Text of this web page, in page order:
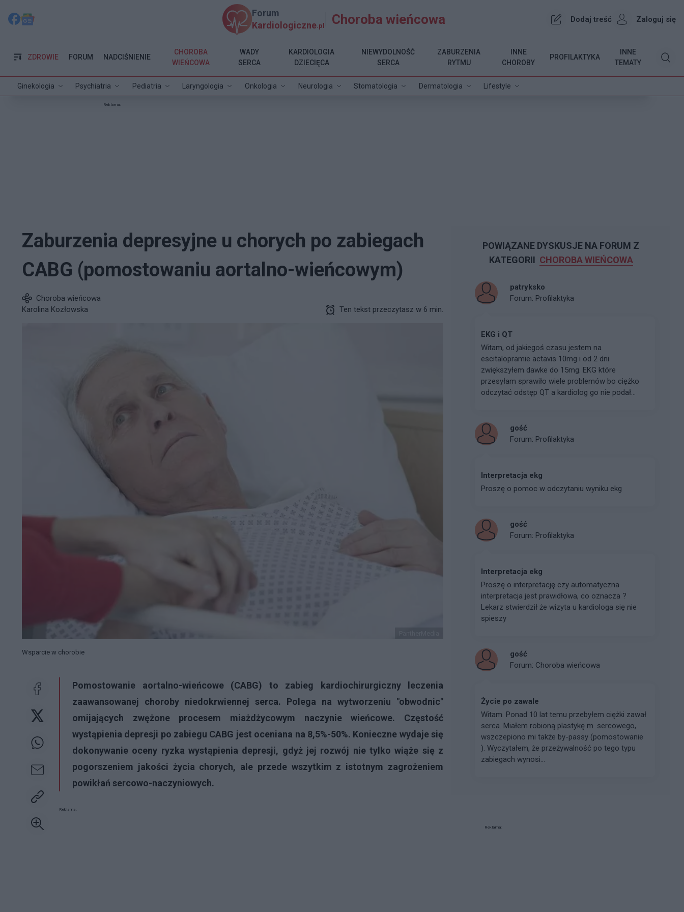
Forum
Kardiologiczne.pl Choroba wieńcowa Dodaj treść Zaloguj się
ZDROWIE
Ginekologia Psychiatria Pediatria Laryngologia Onkologia Neurologia Stomatologia Dermatologia Lifestyle
FORUM NADCIŚNIENIE
CHOROBA
WIEŃCOWA
WADY
SERCA
KARDIOLOGIA
DZIECIĘCA
NIEWYDOLNOŚĆ
SERCA
ZABURZENIA
RYTMU
INNE
CHOROBY
PROFILAKTYKA
INNE
TEMATY
Reklama:
Zaburzenia depresyjne u chorych po zabiegach
CABG (pomostowaniu aortalno-wieńcowym)
Choroba wieńcowa
Karolina Kozłowska
Ten tekst przeczytasz w 6 min.
Wsparcie w chorobie
Pomostowanie aortalno-wieńcowe (CABG) to zabieg kardiochirurgiczny leczenia
zaawansowanej choroby niedokrwiennej serca. Polega na wytworzeniu "obwodnic"
omijających zwężone procesem miażdżycowym naczynie wieńcowe. Częstość
wystąpienia depresji po zabiegu CABG jest oceniana na 8,5%-50%. Konieczne wydaje się
dokonywanie oceny ryzka wystąpienia depresji, gdyż jej rozwój nie tylko wiąże się z
pogorszeniem jakości życia chorych, ale przede wszytkim z istotnym zagrożeniem
powikłań sercowo-naczyniowych.
Reklama:
POWIĄZANE DYSKUSJE NA FORUM Z
KATEGORII CHOROBA WIEŃCOWA
patryksko
Forum: Profilaktyka
EKG i QT
Witam, od jakiegoś czasu jestem na
escitalopramie actavis 10mg i od 2 dni
zwiększyłem dawke do 15mg. EKG które
przesyłam sprawiło wiele problemów bo ciężko
odczytać odstęp QT a kardiolog go nie podał...
gość
Forum: Profilaktyka
Interpretacja ekg
Proszę o pomoc w odczytaniu wyniku ekg
gość
Forum: Profilaktyka
Interpretacja ekg
Proszę o interpretację czy automatyczna
interpretacja jest prawidłowa, co oznacza ?
Lekarz stwierdził że wizyta u kardiologa się nie
spieszy
gość
Forum: Choroba wieńcowa
Życie po zawale
Witam. Ponad 10 lat temu przebyłem ciężki zawał
serca. Miałem robioną plastykę m. sercowego,
wszczepiono mi także by-passy (pomostowanie
). Wyczytałem, że przeżywalność po tego typu
zabiegach wynosi...
Reklama: